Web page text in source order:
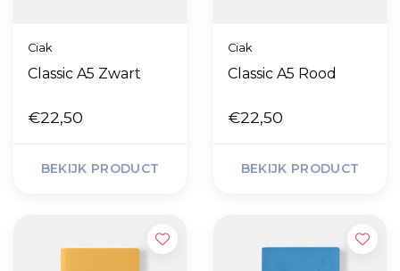
Ciak
Classic A5 Zwart
€22,50
BEKIJK PRODUCT
Ciak
Classic A5 Rood
€22,50
BEKIJK PRODUCT